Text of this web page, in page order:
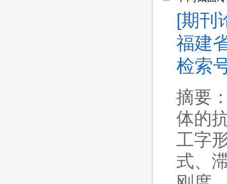
[期刊
福建
检索
摘要
体的
工字
式、